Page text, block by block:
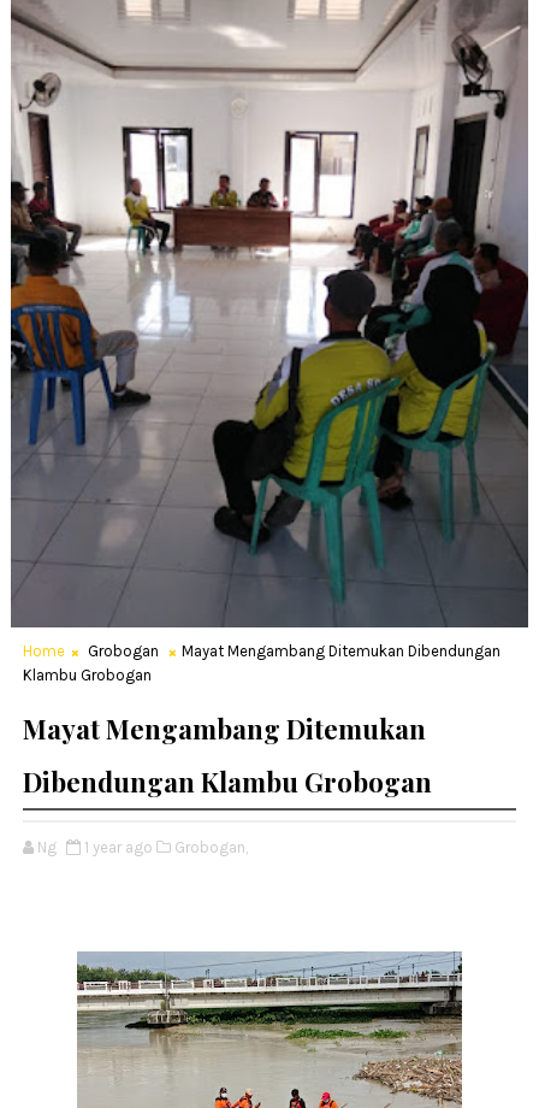
Home Grobogan
Mayat Mengambang Ditemukan Dibendungan
Klambu Grobogan
Mayat Mengambang Ditemukan
Dibendungan Klambu Grobogan
Ng 1 year ago Grobogan,